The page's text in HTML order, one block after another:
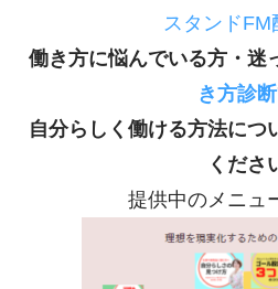
スタンドFM
働き方に悩んでいる方・迷
き方診断
自分らしく働ける方法につ
くださ
提供中のメニュ